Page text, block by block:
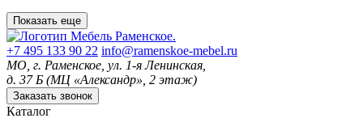
Показать еще
+7 495 133 90 22 info@ramenskoe-mebel.ru
МО, г. Раменское, ул. 1-я Ленинская,
д. 37 Б (МЦ «Александр», 2 этаж)
Заказать звонок
Каталог